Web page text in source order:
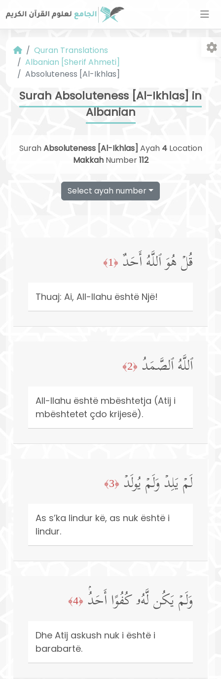
Quran Translations
Albanian [Sherif Ahmeti]
Absoluteness [Al-Ikhlas]
Surah Absoluteness [Al-Ikhlas] in
Albanian
SurahAbsoluteness [Al-Ikhlas] Ayah 4Location
MakkahNumber112
Select ayah number
قُلۡ هُوَ ٱللَّهُ أَحَدٌ ﴿1﴾
Thuaj: Ai, All-llahu është Një!
ٱللَّهُ ٱلصَّمَدُ ﴿2﴾
All-llahu është mbështetja (Atij i
mbështetet çdo krijesë).
لَمۡ یَلِدۡ وَلَمۡ یُولَدۡ ﴿3﴾
As s’ka lindur kë, as nuk është i
lindur.
وَلَمۡ یَكُن لَّهُۥ كُفُوًا أَحَدُۢ ﴿4﴾
Dhe Atij askush nuk i është i
barabartë.